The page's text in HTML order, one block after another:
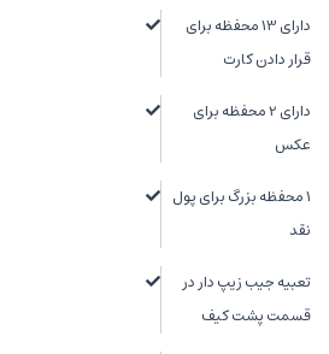
دارای 13 محفظه برای
قرار دادن کارت
دارای 2 محفظه برای
عکس
1 محفظه بزرگ برای پول
نقد
تعبیه جیب زیپ دار در
قسمت پشت کیف